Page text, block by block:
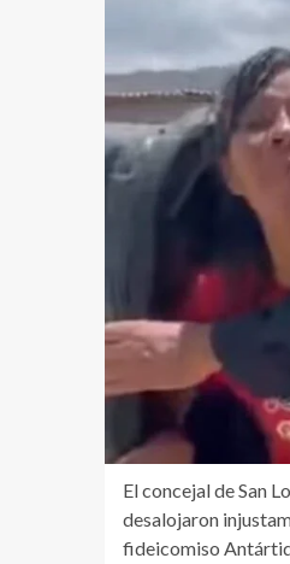
El concejal de San
desalojaron
fideicomiso